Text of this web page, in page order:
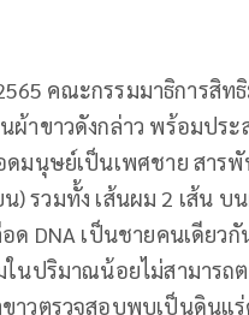
คณะกรรมมาธิการสิ
าขาวดังกล่าว​ พร้อมปร
มนุษย์เป็นเพศชาย​ สาร
น)​ รวมทั้ง​ เส้นผม​ 2 เส้น​
ด DNA เป็นชายคนเดีย
นปริมาณน้อยไม่สามารถ
าวตรวจสอบพบเป็นดินแ